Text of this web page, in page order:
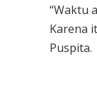
“Waktu
Karena
Puspita.